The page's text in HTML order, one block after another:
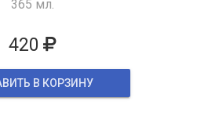
365 мл.
420
В КОРЗИНУ